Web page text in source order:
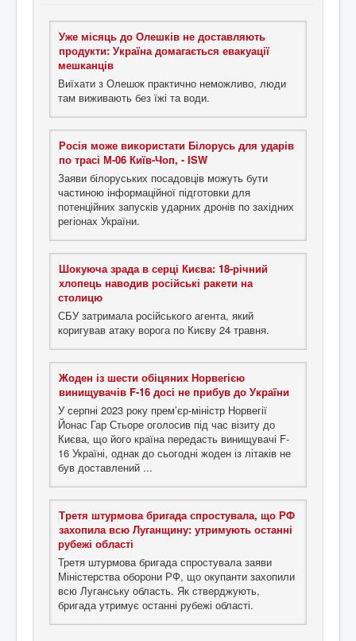
Уже місяць до Олешків не доставляють
продукти: Україна домагається евакуації
мешканців
Виїхати з Олешок практично неможливо, люди
там виживають без їжі та води.
Росія може використати Білорусь для ударів
по трасі М-06 Київ-Чоп, - ISW
Заяви білоруських посадовців можуть бути
частиною інформаційної підготовки для
потенційних запусків ударних дронів по західних
регіонах України.
Шокуюча зрада в серці Києва: 18-річний
хлопець наводив російські ракети на
столицю
СБУ затримала російського агента, який
коригував атаку ворога по Києву 24 травня.
Жоден із шести обіцяних Норвегією
винищувачів F-16 досі не прибув до України
У серпні 2023 року прем’єр-міністр Норвегії
Йонас Гар Стьоре оголосив під час візиту до
Києва, що його країна передасть винищувачі F-
16 Україні, однак до сьогодні жоден із літаків не
був доставлений ...
Третя штурмова бригада спростувала, що РФ
захопила всю Луганщину: утримують останні
рубежі області
Третя штурмова бригада спростувала заяви
Міністерства оборони РФ, що окупанти захопили
всю Луганську область. Як стверджують,
бригада утримує останні рубежі області.